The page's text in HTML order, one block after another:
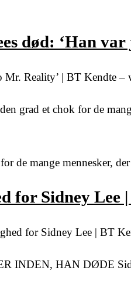
død: ‘Han
Mr. Reality’ | BT Kendte –
grad et chok for de
de mange mennesker,
for Sidney Lee
for Sidney Lee | BT
HAN DØDE